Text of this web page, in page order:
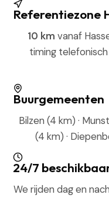
Referentiezone
10 km vanaf
timing
Buurgemeenten
Bilzen (4 km) ·
(4 km) ·
24/7
We rijden dag en